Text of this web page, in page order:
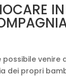
IN
possibile venire
dei propri